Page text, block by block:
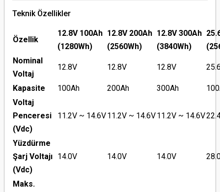
Teknik Özellikler
Özellik
12.8V 100Ah
(1280Wh)
12.8V 200Ah
(2560Wh)
12.8V 300Ah
(3840Wh)
Nominal
Voltaj
12.8V 12.8V 12.8V
Kapasite 100Ah 200Ah 300Ah
Voltaj
Penceresi
(Vdc)
11.2V ~ 14.6V11.2V ~ 14.6V11.2V ~ 14.6V
Yüzdürme
Şarj Voltajı
(Vdc)
14.0V 14.0V 14.0V
Maks.